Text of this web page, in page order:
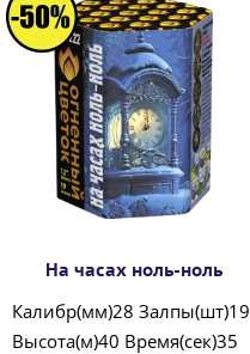
На часах ноль-ноль
Калибр(мм)28 Залпы(шт)19
Высота(м)40 Время(сек)35